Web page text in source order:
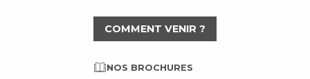
COMMENT VENIR ?
NOS BROCHURES